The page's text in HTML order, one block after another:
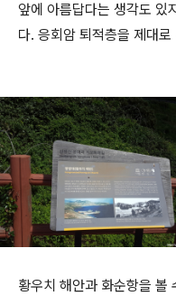
앞에 아름답다는 생각도 있
다. 응회암 퇴적층을 제대
황우치 해안과 화순항을 볼